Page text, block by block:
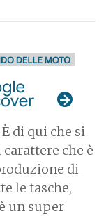
di qui che si
carattere che è
di
le tasche,
un super